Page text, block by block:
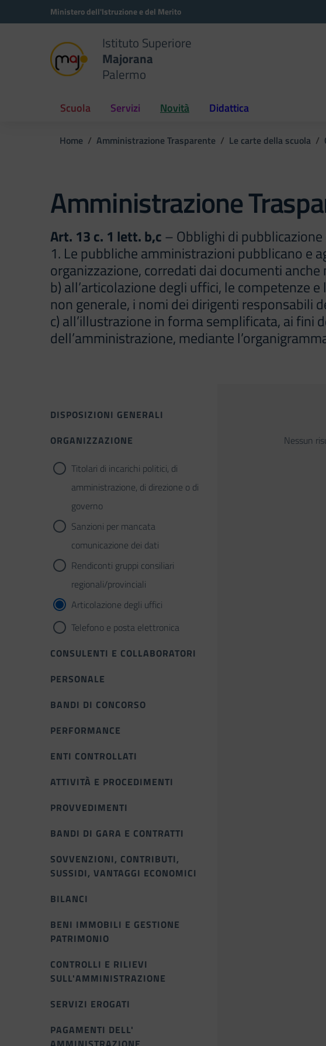
Vai ai contenuti
Vai al menu di navigazioneMinistero dell'Istruzione e del Merito
Istituto Superiore
Majorana
Palermo
Scuola Servizi Novità Didattica
Home Amministrazione Trasparente Le carte della scuola
Amministrazione
Art. 13 c. 1 lett. b,c– Obblighi di
1. Le pubbliche amministrazioni pubblicano e
organizzazione, corredati dai documenti
b) all’articolazione degli uffici, le competenze
non generale, i nomi dei dirigenti responsabili
c) all’illustrazione in forma semplificata, ai fini
dell’amministrazione, mediante
DISPOSIZIONI GENERALI
ORGANIZZAZIONE
Titolari di incarichi politici, di
amministrazione, di direzione o di
governo
Sanzioni per mancata
comunicazione dei dati
Rendiconti gruppi consiliari
regionali/provinciali
Articolazione degli uffici
Telefono e posta elettronica
CONSULENTI E COLLABORATORI
PERSONALE
BANDI DI CONCORSO
PERFORMANCE
ENTI CONTROLLATI
ATTIVITÀ E PROCEDIMENTI
PROVVEDIMENTI
BANDI DI GARA E CONTRATTI
SOVVENZIONI, CONTRIBUTI,
SUSSIDI, VANTAGGI ECONOMICI
BILANCI
BENI IMMOBILI E GESTIONE
PATRIMONIO
CONTROLLI E RILIEVI
SULL'AMMINISTRAZIONE
SERVIZI EROGATI
PAGAMENTI DELL'
Nessun